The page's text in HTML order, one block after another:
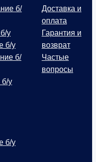
б/
у
б/у
б/
б/у
б/у
Доставка и
оплата
Гарантия и
возврат
Частые
вопросы